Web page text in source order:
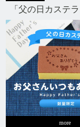
「父の日カステ
more